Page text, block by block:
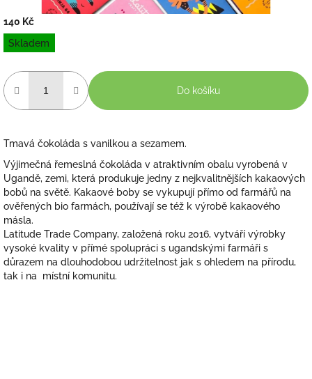
140 Kč
Měrná
cena:
Skladem
Do košíku
Tmavá čokoláda s vanilkou a sezamem.
Výjimečná řemeslná čokoláda v atraktivním obalu vyrobená v
Ugandě, zemi, která produkuje jedny z nejkvalitnějších kakaových
bobů na světě. Kakaové boby se vykupují přímo od farmářů na
ověřených bio farmách, používají se též k výrobě kakaového
másla.
Latitude Trade Company, založená roku 2016, vytváří výrobky
vysoké kvality v přímé spolupráci s ugandskými farmáři s
důrazem na dlouhodobou udržitelnost jak s ohledem na přírodu,
tak i na místní komunitu.